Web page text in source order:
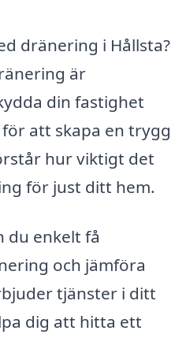
dränering i Hållsta?
är
din fastighet
att skapa en trygg
hur viktigt det
för just ditt hem.
du enkelt få
och jämföra
tjänster i ditt
dig att hitta ett